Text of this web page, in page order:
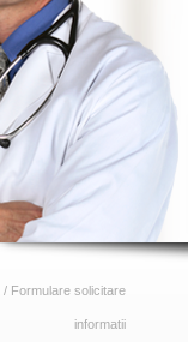
/ Formulare solicitare
informatii